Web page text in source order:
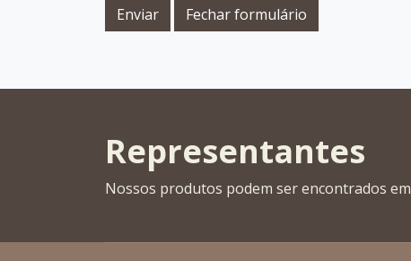
Enviar Fechar formulário
Representantes
Nossos produtos podem ser encontrados em